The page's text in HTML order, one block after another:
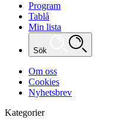
Program
Tablå
Min lista
Sök
Om oss
Cookies
Nyhetsbrev
Kategorier